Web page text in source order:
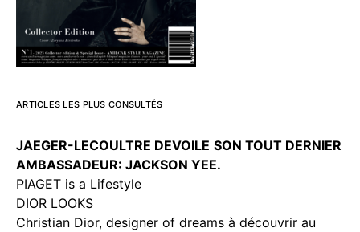
ARTICLES LES PLUS CONSULTÉS
JAEGER-LECOULTRE DEVOILE SON TOUT DERNIER
AMBASSADEUR: JACKSON YEE.
PIAGET is a Lifestyle
DIOR LOOKS
Christian Dior, designer of dreams à découvrir au